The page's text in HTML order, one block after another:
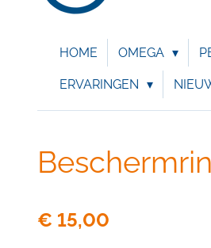
HOME OMEGA
ERVARINGEN
€ 15,00